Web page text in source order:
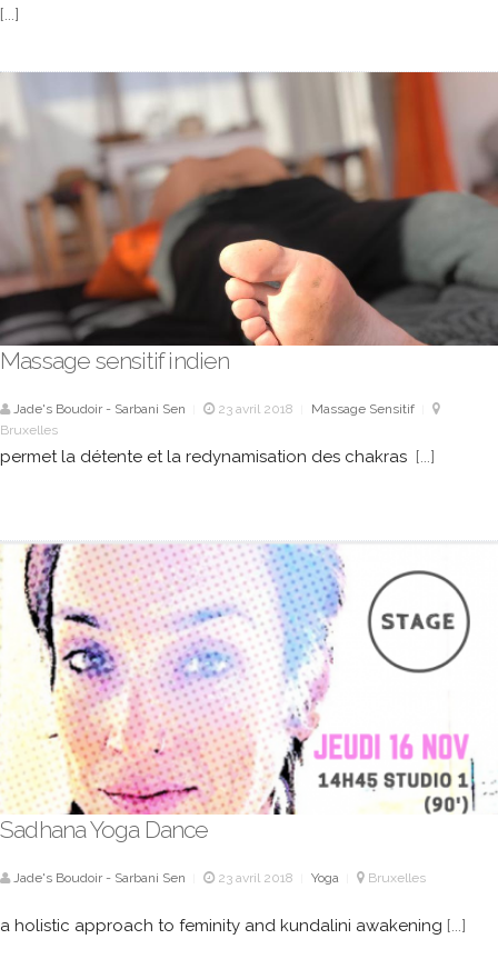
[...]
Massage sensitif indien
Jade's Boudoir - Sarbani Sen 23 avril 2018 Massage Sensitif
Bruxelles
permet la détente et la redynamisation des chakras [...]
Sadhana Yoga Dance
Jade's Boudoir - Sarbani Sen 23 avril 2018 Yoga Bruxelles
a holistic approach to feminity and kundalini awakening [...]